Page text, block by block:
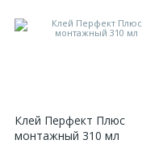
Клей Перфект Плюс
монтажный 310 мл